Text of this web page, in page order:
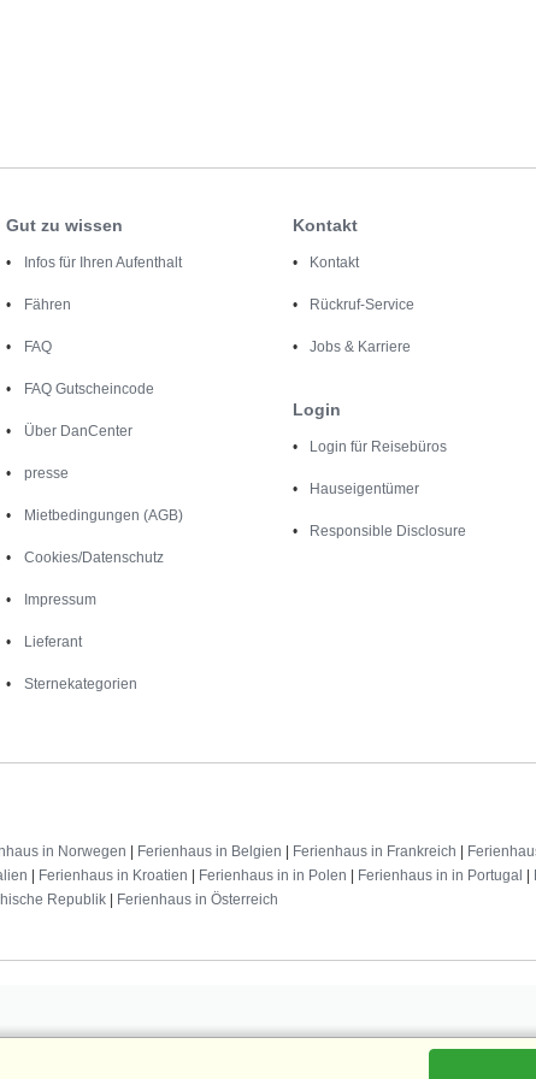
Gut zu wissen
Infos für Ihren Aufenthalt
Fähren
FAQ
FAQ Gutscheincode
Über DanCenter
presse
Mietbedingungen (AGB)
Cookies/Datenschutz
Impressum
Lieferant
Sternekategorien
Kontakt
Kontakt
Rückruf-Service
Jobs & Karriere
Login
Login für Reisebüros
Hauseigentümer
Responsible Disclosure
in Norwegen | Ferienhaus in Belgien | Ferienhaus in Frankreich |
| Ferienhaus in Kroatien | Ferienhaus in in Polen | Ferienhaus in in Portugal |
Republik | Ferienhaus in Österreich